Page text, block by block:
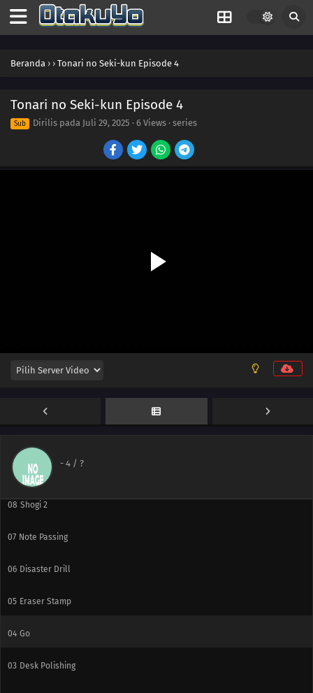
Beranda › › Tonari no Seki-kun Episode 4
Tonari no Seki-kun Episode 4
Sub Dirilis pada Juli 29, 2025 · 6 Views · series
- 4 / ?
20 Flipbook
RC Car
Mountain Climbing
09 Knitting
08 Shogi 2
07 Note Passing
06 Disaster Drill
05 Eraser Stamp
04 Go
03 Desk Polishing